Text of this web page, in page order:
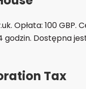
Opłata: 100 GBP.
Dostępna jest
Tax